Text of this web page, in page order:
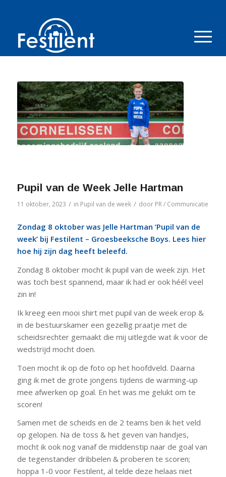
Pupil van de Week Jelle Hartman
11 oktober, 2023 / in Pupil van de week / door PR / Communicatie
Zondag 8 oktober was Jelle Hartman ‘Pupil van de
week’ bij Festilent – Groesbeeksche Boys. Lees hier
hoe hij zijn dag heeft beleefd.
Zondag 8 oktober mocht ik pupil van de week zijn. Het
was toch best spannend, maar ik had er ook héél veel
zin in!
Ik kreeg een mooi shirt met pupil van de week erop &
in de bestuurskamer een gezellig praatje met de
scheidsrechter gemaakt die mij uitlegde wat ik voor de
wedstrijd mocht doen.
Toen mocht ik op de foto op het hoofdveld. Daarna
ging ik met de grote jongens tijdens de warming-up
mee afwerken op goal. En het was me gelukt om te
scoren!
Samen met de scheids en de 2 teams ben ik het veld
op gelopen. Na de toss & het geven van handjes,
mocht ik ook nog vanaf de middenstip naar de goal van
de tegenstander dribbelen & proberen te scoren;
hoppa 1-0 voor Festilent, al telde deze helaas niet